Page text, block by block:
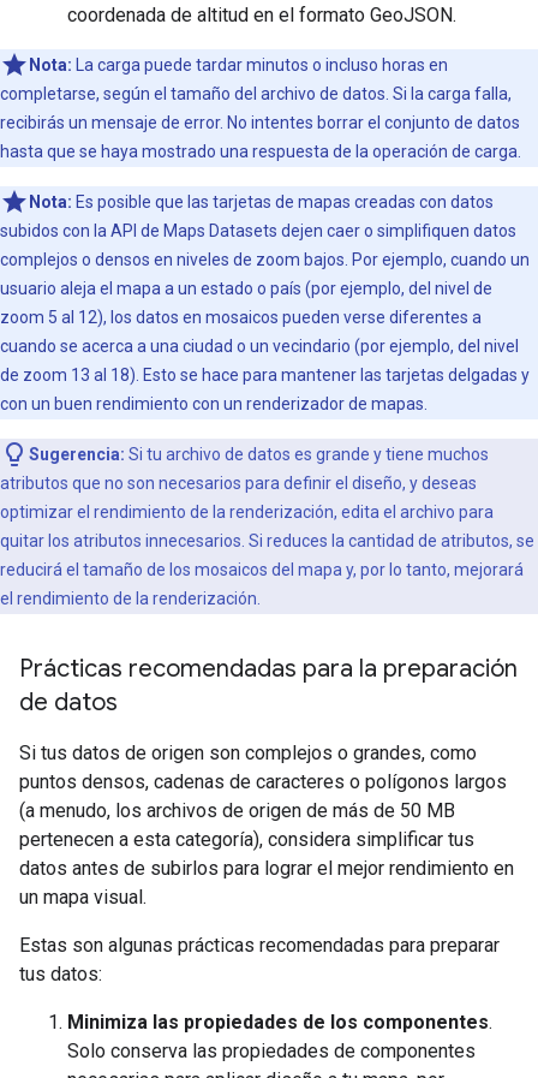
coordenada de altitud en el formato GeoJSON.
Nota:
La carga puede tardar minutos o incluso horas en
completarse, según el tamaño del archivo de datos. Si la carga falla,
recibirás un mensaje de error. No intentes borrar el conjunto de datos
hasta que se haya mostrado una respuesta de la operación de carga.
Nota: Es posible que las tarjetas de mapas creadas con datos
subidos con la API de Maps Datasets dejen caer o simplifiquen datos
complejos o densos en niveles de zoom bajos. Por ejemplo, cuando un
usuario aleja el mapa a un estado o país (por ejemplo, del nivel de
zoom 5 al 12), los datos en mosaicos pueden verse diferentes a
cuando se acerca a una ciudad o un vecindario (por ejemplo, del nivel
de zoom 13 al 18). Esto se hace para mantener las tarjetas delgadas y
con un buen rendimiento con un renderizador de mapas.
Sugerencia: Si tu archivo de datos es grande y tiene muchos
atributos que no son necesarios para definir el diseño, y deseas
optimizar el rendimiento de la renderización, edita el archivo para
quitar los atributos innecesarios. Si reduces la cantidad de atributos, se
reducirá el tamaño de los mosaicos del mapa y, por lo tanto, mejorará
el rendimiento de la renderización.
Prácticas recomendadas para la preparación
de datos
Si tus datos de origen son complejos o grandes, como
puntos densos, cadenas de caracteres o polígonos largos
(a menudo, los archivos de origen de más de 50 MB
pertenecen a esta categoría), considera simplificar tus
datos antes de subirlos para lograr el mejor rendimiento en
un mapa visual.
Estas son algunas prácticas recomendadas para preparar
tus datos:
Minimiza las propiedades de los componentes.
Solo conserva las propiedades de componentes